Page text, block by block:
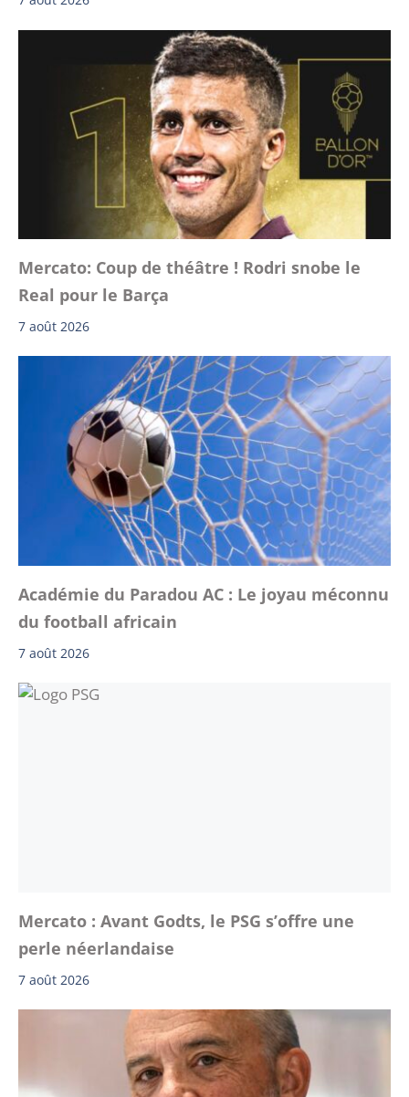
Mercato: Coup de théâtre ! Rodri snobe le
Real pour le Barça
7 août 2026
Académie du Paradou AC : Le joyau méconnu
du football africain
7 août 2026
Mercato : Avant Godts, le PSG s’offre une
perle néerlandaise
7 août 2026